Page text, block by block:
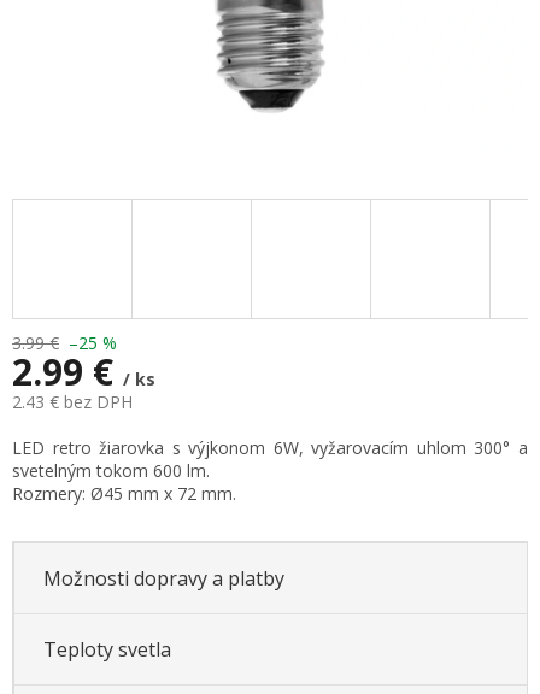
3.99 € –25 %
2.99 € / ks
2.43 € bez DPH
cena:
LED retro žiarovka s výjkonom 6W, vyžarovacím uhlom 300° a
svetelným tokom 600 lm.
Rozmery: Ø45 mm x 72 mm.
Možnosti dopravy a platby
Teploty svetla